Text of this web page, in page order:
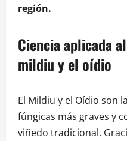
región.
Ciencia aplicada
mildiu y el oídio
El Mildiu y el Oídio son
fúngicas más graves y
viñedo tradicional.